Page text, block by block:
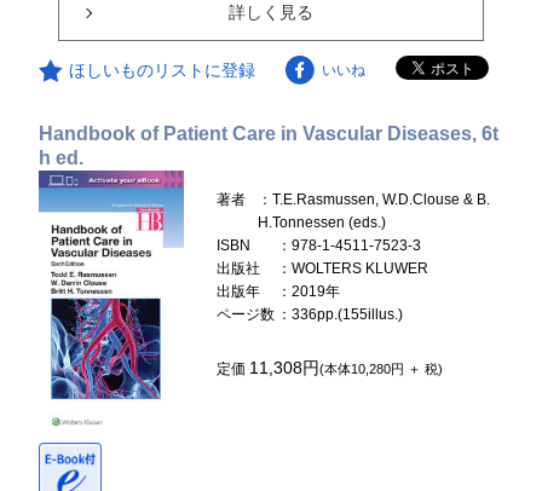
詳しく見る
ほしいものリストに登録 いいね
Handbook of Patient Care in Vascular Diseases, 6t
h ed.
著者
：T.E.Rasmussen, W.D.Clouse & B.
H.Tonnessen (eds.)
ISBN
：978-1-4511-7523-3
出版社
：WOLTERS KLUWER
出版年
：2019年
ページ数 ：336pp.(155illus.)
定価 11,308円(本体10,280円 ＋ 税)